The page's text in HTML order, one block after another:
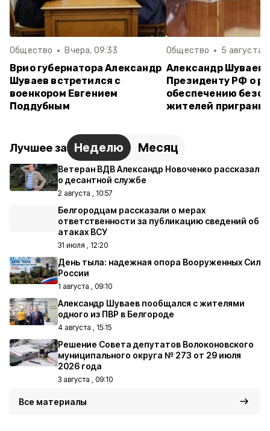
Общество Вчера, 09:33
Врио губернатора Александр
Шуваев встретился с
военкором Евгением
Поддубным
Общество 5 августа ,
Александр Шуваев
Президенту РФ о
обеспечению
жителей
Лучшее за Неделю Месяц
Ветеран ВДВ Александр Новоченко рассказал
о десантной службе
2 августа , 10:57
Белгородцам рассказали о мерах
ответственности за публикацию сведений об
атаках ВСУ
31 июля , 12:20
День тыла: надежная опора Вооруженных Сил
России
1 августа , 09:10
Александр Шуваев пообщался с жителями
одного из ПВР в Белгороде
4 августа , 15:15
Решение Совета депутатов Волоконовского
муниципального округа № 273 от 29 июля
2026 года
3 августа , 09:10
Все материалы